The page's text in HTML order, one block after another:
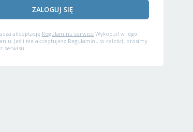
ZALOGUJ SIĘ
akceptację Regulaminu serwisu Wykop.pl w jego
Jeśli nie akceptujesz Regulaminu w całości, prosimy
serwisu.